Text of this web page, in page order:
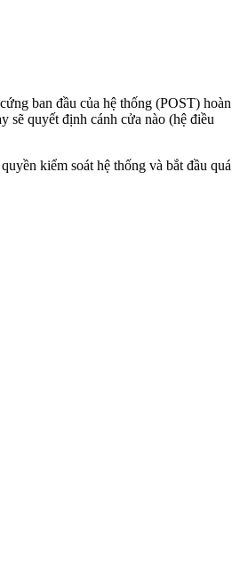
ban đầu của hệ thống (POST) hoàn
sẽ quyết định cánh cửa nào (hệ điều
kiểm soát hệ thống và bắt đầu quá